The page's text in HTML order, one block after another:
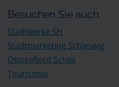
Besuchen Sie auch
Stadtwerke SH
Stadtmarketing Schleswig
Ostseefjord Schlei
Tourismus